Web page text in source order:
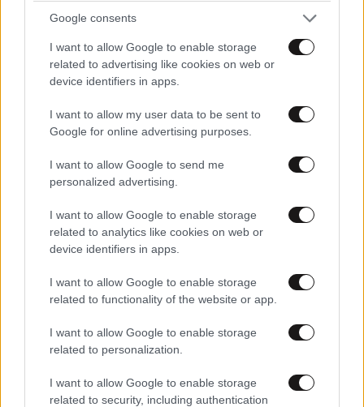
Google consents
I want to allow Google to enable storage
related to advertising like cookies on web or
device identifiers in apps.
I want to allow my user data to be sent to
Google for online advertising purposes.
I want to allow Google to send me
personalized advertising.
I want to allow Google to enable storage
related to analytics like cookies on web or
device identifiers in apps.
I want to allow Google to enable storage
related to functionality of the website or app.
I want to allow Google to enable storage
related to personalization.
I want to allow Google to enable storage
related to security, including authentication
TRENDING
LIFESTYLE2 ω. πριν
φιλιά με τον Βύρωνα Βασιλειάδη: «Καμία στιγμή
ευτυχίας δεδομένη»